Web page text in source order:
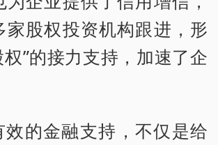
家股权投资机构跟进，形
权”的接力支持，加速了企
效的金融支持，不仅是给